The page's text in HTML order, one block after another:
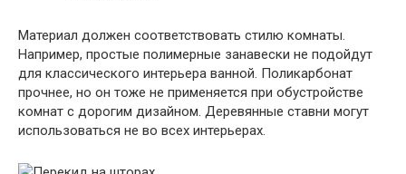
Материал должен соответствовать стилю комнаты.
Например, простые полимерные занавески не подойдут
для классического интерьера ванной. Поликарбонат
прочнее, но он тоже не применяется при обустройстве
комнат с дорогим дизайном. Деревянные ставни могут
использоваться не во всех интерьерах.